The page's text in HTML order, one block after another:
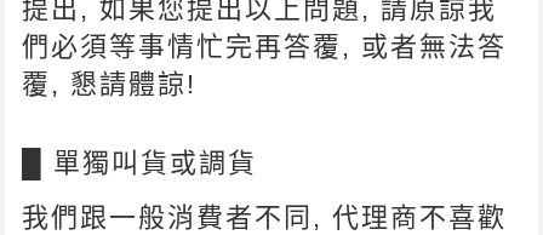
提出, 如果您提出以上問題, 請原諒我
們必須等事情忙完再答覆, 或者無法答
覆, 懇請體諒!
█ 單獨叫貨或調貨
我們跟一般消費者不同, 代理商不喜歡